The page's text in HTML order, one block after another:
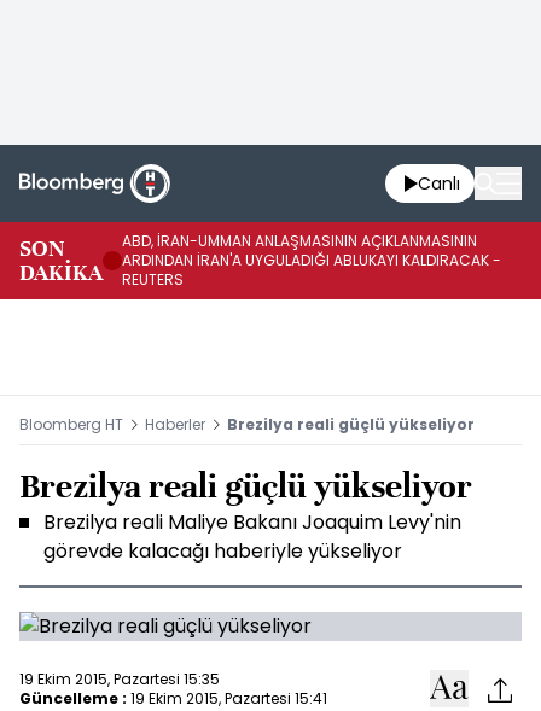
Canlı
SON
DAKİKA
ABD, İRAN-UMMAN ANLAŞMASININ AÇIKLANMASININ
ARDINDAN İRAN'A UYGULADIĞI ABLUKAYI KALDIRACAK -
REUTERS
Bloomberg HT Haberler Brezilya reali güçlü yükseliyor
Brezilya reali güçlü yükseliyor
Brezilya reali Maliye Bakanı Joaquim Levy'nin
görevde kalacağı haberiyle yükseliyor
19 Ekim 2015, Pazartesi 15:35
Güncelleme : 19 Ekim 2015, Pazartesi 15:41